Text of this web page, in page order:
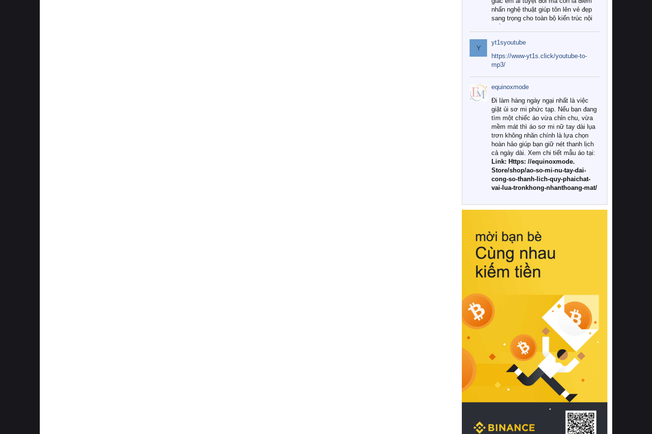
nhấn nghệ thuật giúp tôn lên vẻ đẹp
sang trọng cho toàn bộ kiến trúc nội
Tuy nhiên, giữa thị trường đa dạng
với vô vàn thương hiệu và mẫu mã
như hiện nay, làm thế nào để chọn
được những bộ chăn ga gối đệm cao
cấp thực sự chất lượng, phù hợp với
khí hậu và nhu cầu sử dụng của gia
đình? Hãy cùng chúng tôi đi tìm lời
giải đáp chi tiết qua bài viết dưới đây.
1. Tại sao các gia đình hiện đại lại ưa
chuộng chăn ga gối đệm cao cấp?
Khác với các dòng sản phẩm thông
thường, những bộ chăn ga gối đệm
cao cấp trải qua quy trình sản xuất
nghiêm ngặt từ khâu chọn lọc nguyên
liệu tự nhiên đến công nghệ dệt
nhuộm hiện đại không chứa hóa chất
này, bạn sẽ cảm nhận rõ rệt sự khác
hồi chuẩn xác của phần đệm nâng đỡ
cột sống.
Bên cạnh đó, việc lựa chọn các dòng
sản phẩm đạt chuẩn chất lượng quốc
tế còn giúp ngăn ngừa tình trạng kích
khuẩn và nấm mốc trong điều kiện
thời tiết nóng ẩm. Bạn có thể tìm hiểu
thêm các nghiên cứu khoa học về tác
động của giấc ngủ và môi trường
phòng ngủ đối với sức khỏe con
người tại Sleep Foundation (External
Link) để có cái nhìn toàn diện hơn.
2. Các tiêu chí vàng khi lựa chọn
chăn ga gối đệm cao cấp cho phòng
ngủ
Để sở hữu một bộ chăn ga gối đệm
cao cấp hoàn hảo cả về thẩm mỹ lẫn
công năng, người tiêu dùng cần cân
nhắc kỹ lưỡng các tiêu chí quan trọng
Y
yt1syoutube
https://www-yt1s.click/youtube-to-
mp3/
equinoxmode
Đi làm hàng ngày ngại nhất là việc
giặt ủi sơ mi phức tạp. Nếu bạn đang
tìm một chiếc áo vừa chỉn chu, vừa
mềm mát thì áo sơ mi nữ tay dài lụa
trơn không nhăn chính là lựa chọn
hoàn hảo giúp bạn giữ nét thanh lịch
cả ngày dài. Xem chi tiết mẫu áo tại:
Link: Https: //equinoxmode.
Store/shop/ao-so-mi-nu-tay-dai-
cong-so-thanh-lich-quy-phaichat-
vai-lua-tronkhong-nhanthoang-mat/